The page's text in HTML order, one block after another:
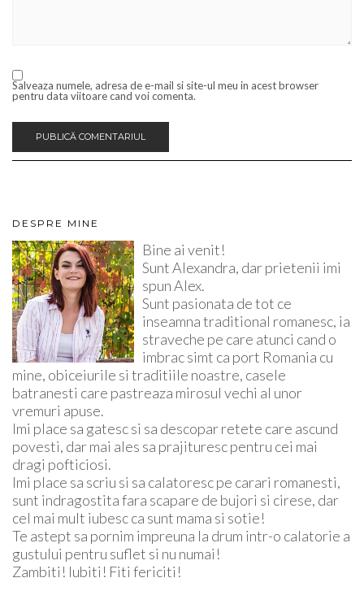
Salveaza numele, adresa de e-mail si site-ul meu in acest browser
pentru data viitoare cand voi comenta.
DESPRE MINE
Bine ai venit!
Sunt Alexandra, dar prietenii imi
spun Alex.
Sunt pasionata de tot ce
inseamna traditional romanesc, ia
straveche pe care atunci cand o
imbrac simt ca port Romania cu
mine, obiceiurile si traditiile noastre, casele
batranesti care pastreaza mirosul vechi al unor
vremuri apuse.
Imi place sa gatesc si sa descopar retete care ascund
povesti, dar mai ales sa prajituresc pentru cei mai
dragi pofticiosi.
Imi place sa scriu si sa calatoresc pe carari romanesti,
sunt indragostita fara scapare de bujori si cirese, dar
cel mai mult iubesc ca sunt mama si sotie!
Te astept sa pornim impreuna la drum intr-o calatorie a
gustului pentru suflet si nu numai!
Zambiti! Iubiti! Fiti fericiti!